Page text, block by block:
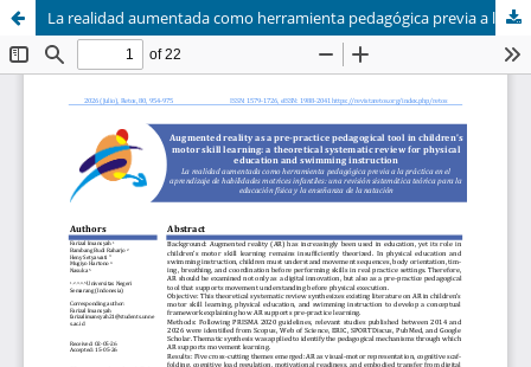
La realidad aumentada como herramienta pedagógica previa a la práctica en el aprendizaje de habilidades motrices infantiles: una revisión sistemática teórica para la educación física y la enseñanza de la natación